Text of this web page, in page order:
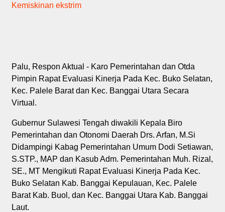
Kemiskinan ekstrim
Palu, Respon Aktual - Karo Pemerintahan dan Otda
Pimpin Rapat Evaluasi Kinerja Pada Kec. Buko Selatan,
Kec. Palele Barat dan Kec. Banggai Utara Secara
Virtual.
Gubernur Sulawesi Tengah diwakili Kepala Biro
Pemerintahan dan Otonomi Daerah Drs. Arfan, M.Si
Didampingi Kabag Pemerintahan Umum Dodi Setiawan,
S.STP., MAP dan Kasub Adm. Pemerintahan Muh. Rizal,
SE., MT Mengikuti Rapat Evaluasi Kinerja Pada Kec.
Buko Selatan Kab. Banggai Kepulauan, Kec. Palele
Barat Kab. Buol, dan Kec. Banggai Utara Kab. Banggai
Laut.